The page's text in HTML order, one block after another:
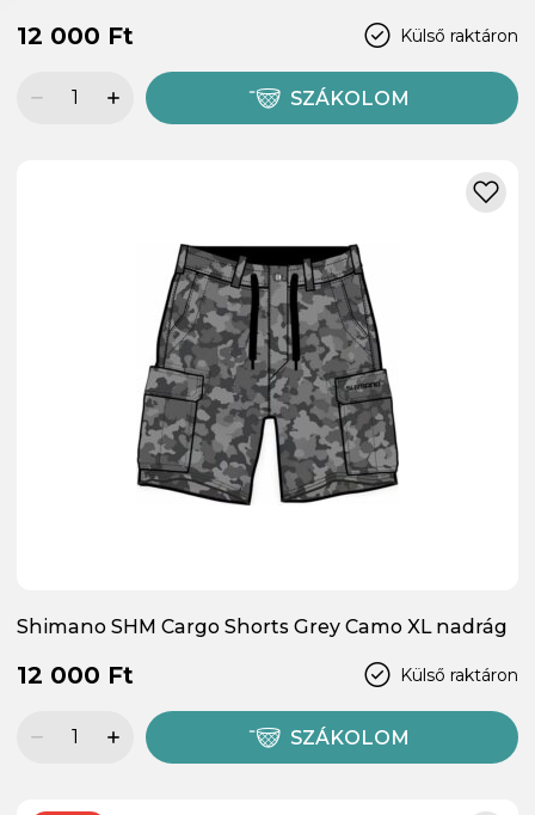
Külső raktáron
12 000 Ft
SZÁKOLOM
Shimano SHM Cargo Shorts Grey Camo XL nadrág
Külső raktáron
12 000 Ft
SZÁKOLOM